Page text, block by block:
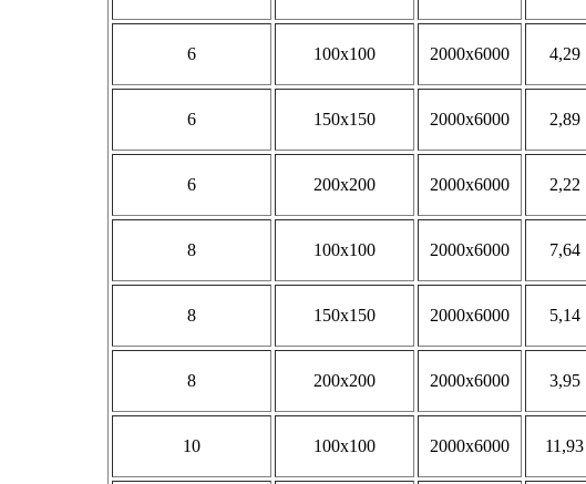
6 100х100 2000х6000 4,29
6 150х150 2000х6000 2,89
6 200х200 2000х6000 2,22
8 100х100 2000х6000 7,64
8 150х150 2000х6000 5,14
8 200х200 2000х6000 3,95
10 100х100 2000х6000 11,93